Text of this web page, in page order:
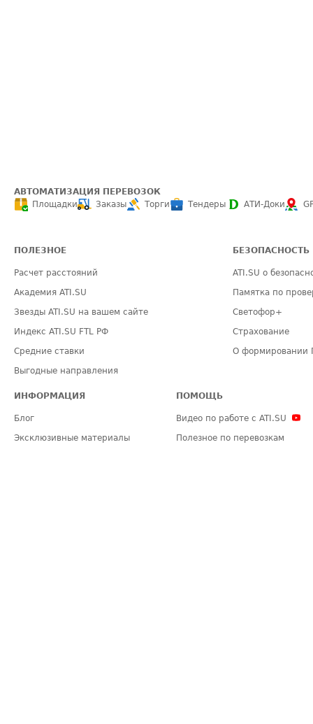
АВТОМАТИЗАЦИЯ ПЕРЕВОЗОК
Площадки
Заказы Торги Тендеры АТИ-Доки
ПОЛЕЗНОЕ
Расчет расстояний
Академия ATI.SU
Звезды ATI.SU на вашем сайте
Индекс ATI.SU FTL РФ
Средние ставки
Выгодные направления
БЕЗОПАСНОСТЬ
ATI.SU о
Памятка по
Светофор+
Страхование
О формировании
ИНФОРМАЦИЯ
Блог
Эксклюзивные материалы
ПОМОЩЬ
Видео по работе с ATI.SU
Полезное по перевозкам